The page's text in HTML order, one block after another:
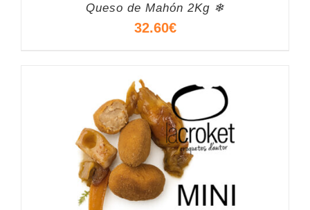
Queso de Mahón 2Kg ❄
32.60€